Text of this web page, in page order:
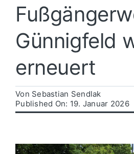
Blaulicht
Sport
Kultur
Politik
Wirtschaft
Günnigfeld
erneuert
Von Sebastian Sendlak
Published On: 19. Januar 2026